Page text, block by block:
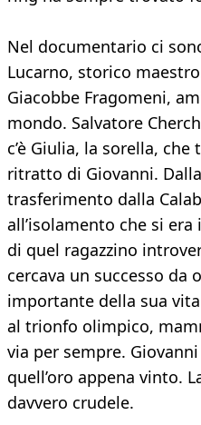
Nel documentario ci
Lucarno, storico
Giacobbe Fragomeni,
mondo. Salvatore
c’è Giulia, la sorella,
ritratto di Giovanni.
trasferimento dalla
all’isolamento che si
di quel ragazzino
cercava un successo da
importante della sua
al trionfo olimpico,
via per sempre.
quell’oro appena vinto.
davvero crudele.